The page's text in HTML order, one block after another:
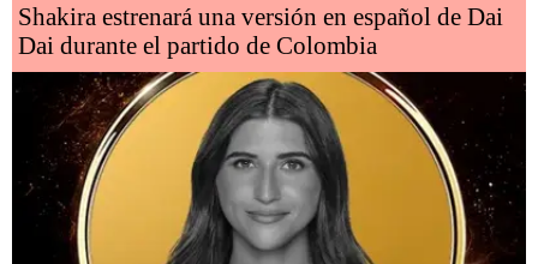
Shakira estrenará una versión en español de Dai
Dai durante el partido de Colombia